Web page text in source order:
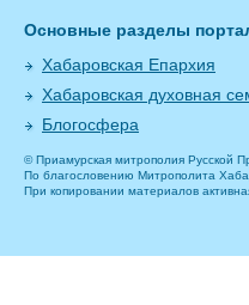
Основные разделы
Хабаровская Епархия
Хабаровская духовная
Блогосфера
© Приамурская митрополия Русской
По благословению Митрополита
При копировании материалов